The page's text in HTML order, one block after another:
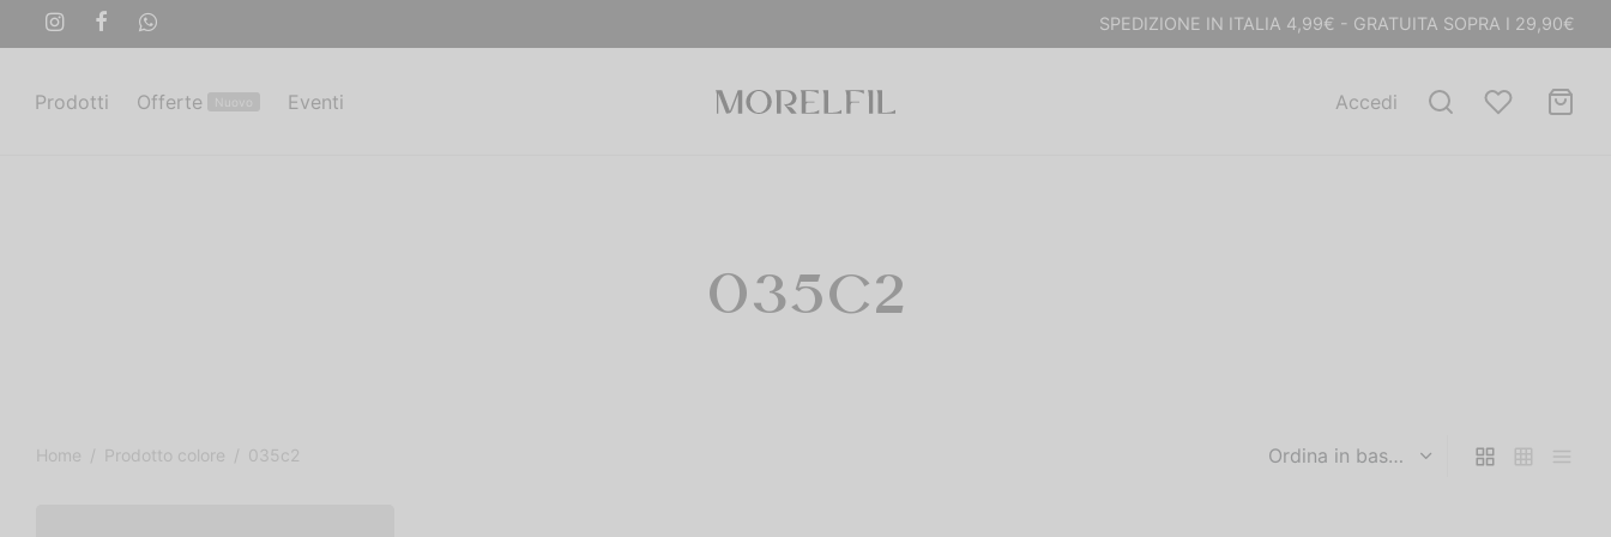
SPEDIZIONE IN ITALIA 4,99€ - GRATUITA SOPRA I 29,90€
Prodotti Offerte Eventi Accedi
035C2
Home / Prodotto colore / 035c2